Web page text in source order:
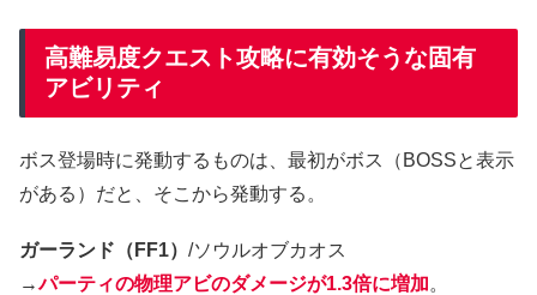
高難易度クエスト攻略に有効そうな固有
アビリティ
ボス登場時に発動するものは、最初がボス（BOSSと表示
がある）だと、そこから発動する。
ガーランド（FF1） /ソウルオブカオス
→パーティの物理アビのダメージが1.3倍に増加。